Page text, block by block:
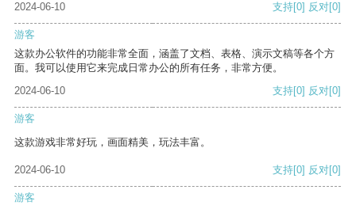
2024-06-10 支持[0] 反对[0]
游客
这款办公软件的功能非常全面，涵盖了文档、表格、演示文稿等各个方
面。我可以使用它来完成日常办公的所有任务，非常方便。
2024-06-10
支持[0] 反对[0]
游客
这款游戏非常好玩，画面精美，玩法丰富。
2024-06-10 支持[0] 反对[0]
游客